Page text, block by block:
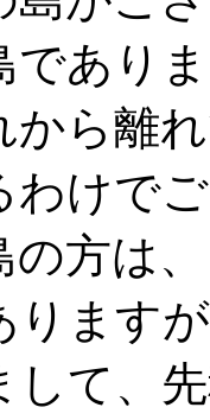
であり
から離
わけで
方は
ります
して、